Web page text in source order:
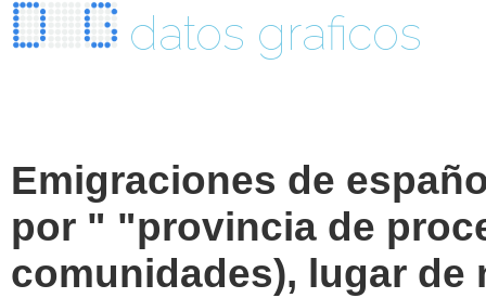
datos graficos
Emigraciones de
por " "provincia de
comunidades), lugar